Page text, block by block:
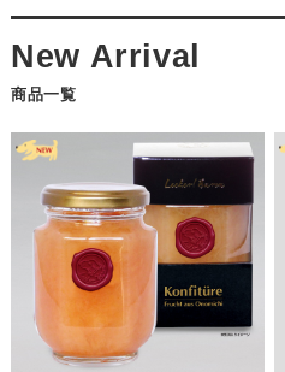
尾道の完熟桃を贅沢に使用し
始】
広島県・瀬戸内尾道で育まれた、芳
収穫状況に合わせて少量ずつ製造す
ります。全種類を同時にご用意でき
わいをどうぞお楽しみください。
詳しくはこちら▶▶▶ジャム・コン
2026.6.19
広島県、瀬戸内尾道産のびわ
商品一覧